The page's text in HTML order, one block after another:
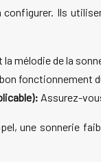
Ils
mélodie de la
fonctionnement
Assurez-
une sonnerie